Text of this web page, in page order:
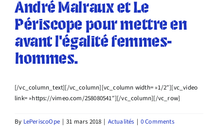
André Malraux et Le
Périscope pour mettre en
avant l’égalité femmes-
hommes.
[/vc_column_text][/vc_column][vc_column width= »1/2″][vc_video
link= »https://vimeo.com/258080541″][/vc_column][/vc_row]
By LePeriscoOpe | 31 mars 2018 | Actualités | 0 Comments